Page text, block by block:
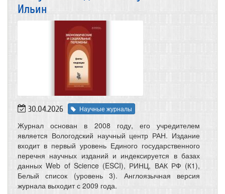
Ильин
30.04.2026 Научные журналы
Журнал основан в 2008 году, его учредителем
является Вологодский научный центр РАН. Издание
входит в первый уровень Единого государственного
перечня научных изданий и индексируется в базах
данных Web of Science (ESCI), РИНЦ, ВАК РФ (К1),
Белый список (уровень 3). Англоязычная версия
журнала выходит с 2009 года.